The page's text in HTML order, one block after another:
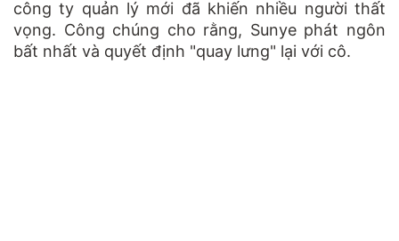
công ty quản lý mới đã khiến nhiều người thất
vọng. Công chúng cho rằng, Sunye phát ngôn
bất nhất và quyết định "quay lưng" lại với cô.